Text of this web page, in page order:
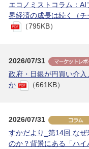
エコノミストコラム：
界経済の成長は続く（チ
（795KB）
2026/07/31
政府・日銀が円買い介
か
（661KB）
2026/07/31
すかだより_第14回 な
のか？背景にある「ハ